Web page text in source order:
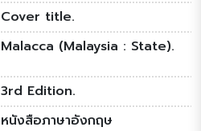
Cover title.
Malacca (Malaysia : State).
3rd Edition.
หนังสือภาษาอังกฤษ